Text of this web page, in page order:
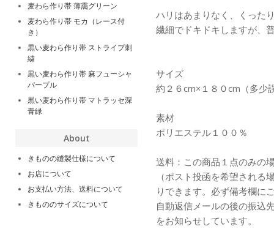
ハリはあまりなく、くった
繊細でドキドキしますが、
サイズ
約２６cm×１８０cm（多少
素材
ポリエステル１００％
送料：この商品１点のみの
（ポスト投函を希望される
りできます。必ず備考欄に
自動返信メールの後の振込
をお知らせしています。
麦わら作り帯 薄靄グリーン
麦わら作り帯 モカ（レース付
き）
黒い麦わら作り帯 ストライプ刺
繍
黒い麦わら作り帯 麻フューシャ
パープル
黒い麦わら作り帯 マトラッセ深
青緑
About
きものの縫製仕様について
お店について
お支払い方法、送料について
きもののサイズについて